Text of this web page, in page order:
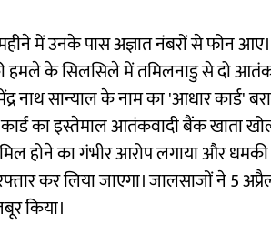
में उनके पास अज्ञात नंबरों से फोन
के सिलसिले में तमिलनाडु से दो
नाथ सान्याल के नाम का 'आधार कार्ड'
का इस्तेमाल आतंकवादी बैंक खाता
होने का गंभीर आरोप लगाया और
कर लिया जाएगा। जालसाजों ने 5
किया।